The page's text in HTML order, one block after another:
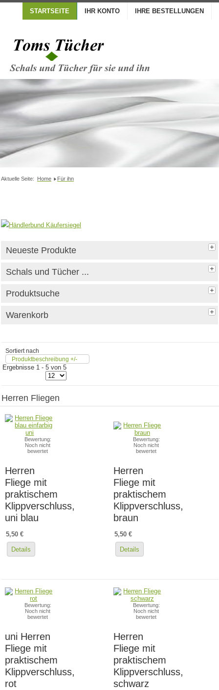
STARTSEITE IHR KONTO IHRE BESTELLUNGEN
Aktuelle Seite: Home Für ihn
Neueste Produkte
Schals und Tücher ...
Produktsuche
Warenkorb
Sortiert nach
Produktbeschreibung +/-
Ergebnisse 1 - 5 von 5
Herren Fliegen
Bewertung:
Noch nicht
bewertet
Herren
Fliege mit
praktischem
Klippverschluss,
uni blau
5,50 €
Details
Bewertung:
Noch nicht
bewertet
Herren
Fliege mit
praktischem
Klippverschluss,
braun
5,50 €
Details
Bewertung:
Noch nicht
bewertet
uni Herren
Fliege mit
praktischem
Klippverschluss,
rot
Bewertung:
Noch nicht
bewertet
Herren
Fliege mit
praktischem
Klippverschluss,
schwarz